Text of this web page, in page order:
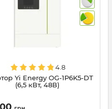
4.8
Yi Energy OG-1P6K5-DT
(6,5 кВт, 48В)